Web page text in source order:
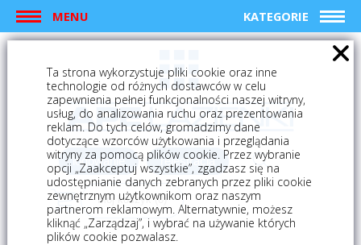
MENU KATEGORIE
logowanie rejestracja
Mój koszyk (0)
Ta strona wykorzystuje pliki cookie oraz inne
technologie od różnych dostawców w celu
zapewnienia pełnej funkcjonalności naszej witryny,
usług, do analizowania ruchu oraz prezentowania
reklam. Do tych celów, gromadzimy dane
dotyczące wzorców użytkowania i przeglądania
witryny za pomocą plików cookie. Przez wybranie
opcji „Zaakceptuj wszystkie”, zgadzasz się na
udostępnianie danych zebranych przez pliki cookie
zewnętrznym użytkownikom oraz naszym
partnerom reklamowym. Alternatywnie, możesz
kliknąć „Zarządzaj”, i wybrać na używanie których
plików cookie pozwalasz.